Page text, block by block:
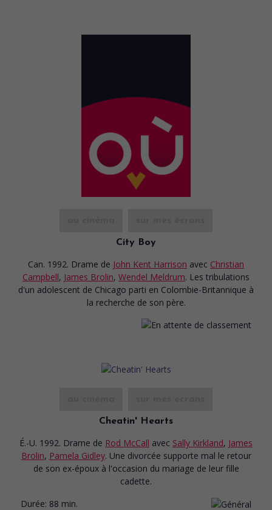
City Boy
Can. 1992. Drame de John Kent Harrison avec Christian
Campbell, James Brolin, Wendel Meldrum. Les tribulations
d'un adolescent de Chicago parti en Colombie-Britannique à
la recherche de son père.
Cheatin' Hearts
É.-U. 1992. Drame de Rod McCall avec Sally Kirkland, James
Brolin, Pamela Gidley. Une divorcée supporte mal le retour
de son ex-époux à l'occasion du mariage de leur fille
cadette.
Durée: 88 min.